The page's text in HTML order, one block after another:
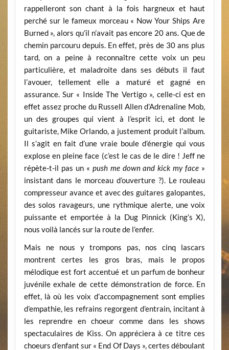
rappelleront son chant à la fois hargneux et haut
perché sur le fameux morceau « Now Your Ships Are
Burned », alors qu’il n’avait pas encore 20 ans. Que de
chemin parcouru depuis. En effet, près de 30 ans plus
tard, on a peine à reconnaître cette voix un peu
particulière, et maladroite dans ses débuts il faut
l’avouer, tellement elle a maturé et gagné en
assurance. Sur « Inside The Vertigo », celle-ci est en
effet assez proche du Russell Allen d’Adrenaline Mob,
un des groupes qui vient à l’esprit ici, et dont le
guitariste, Mike Orlando, a justement produit l’album.
Il s’agit en fait d’une vraie boule d’énergie qui vous
explose en pleine face (c’est le cas de le dire ! Jeff ne
répète-t-il pas un « push me down and kick my face »
insistant dans le morceau d’ouverture ?). Le rouleau
compresseur avance et avec des guitares galopantes,
des solos ravageurs, une rythmique alerte, une voix
puissante et emportée à la Dug Pinnick (King’s X),
nous voilà lancés sur la route de l’enfer.
Mais ne nous y trompons pas, nos cinq lascars
montrent certes les gros bras, mais le propos
mélodique est fort accentué et un parfum de bonheur
juvénile exhale de cette démonstration de force. En
effet, là où les voix d’accompagnement sont emplies
d’empathie, les refrains regorgent d’entrain, incitant à
les reprendre en choeur comme dans les shows
spectaculaires de Kiss. On appréciera à ce titre ces
choeurs d’enfant sur « End Of Days », certes déboulant